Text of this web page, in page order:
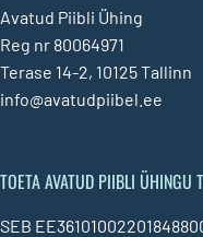
Avatud Piibli Ühing
Reg nr 80064971
Terase 14-2, 10125 Tallinn
info@avatudpiibel.ee
TOETA AVATUD PIIBLI ÜHINGU
SEB